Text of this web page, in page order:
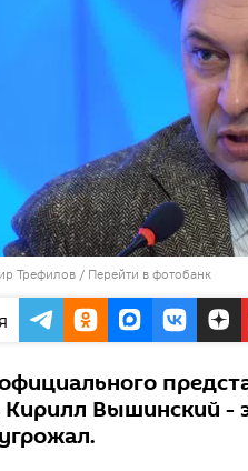
Трефилов / Перейти в фотобанк
Кирилл Вышинский -